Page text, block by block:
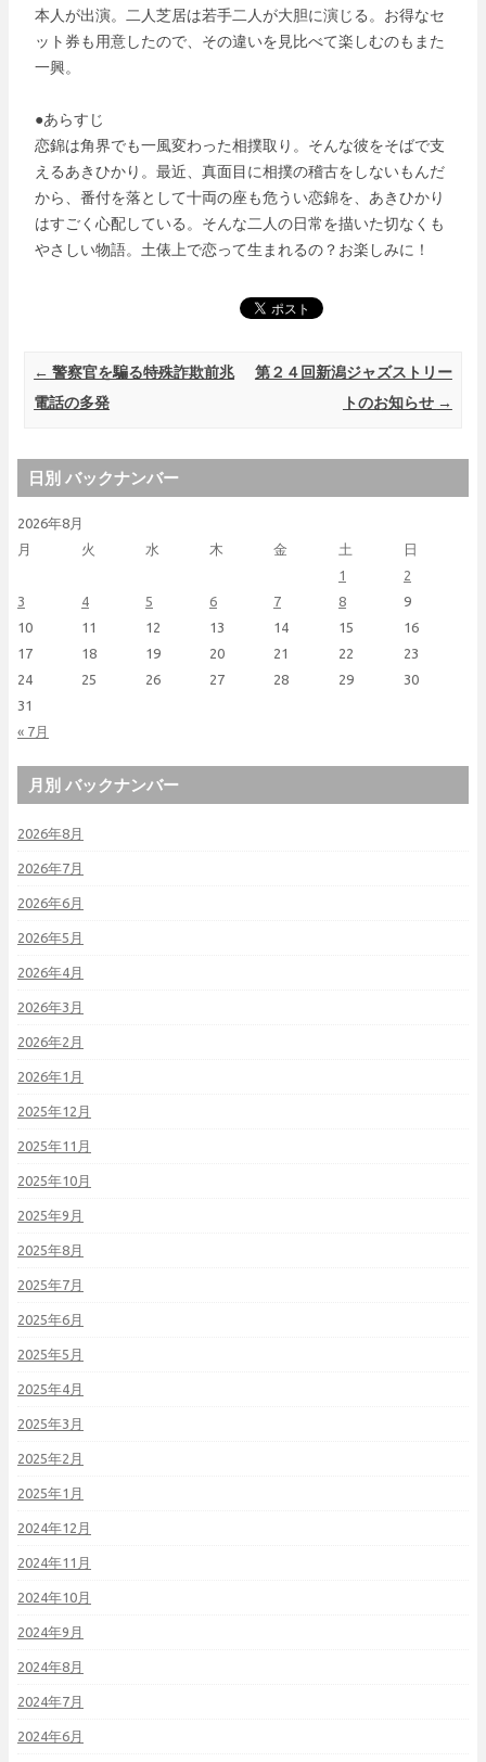
本人が出演。二人芝居は若手二人が大胆に演じる。お得なセ
ット券も用意したので、その違いを見比べて楽しむのもまた
一興。
●あらすじ
恋錦は角界でも一風変わった相撲取り。そんな彼をそばで支
えるあきひかり。最近、真面目に相撲の稽古をしないもんだ
から、番付を落として十両の座も危うい恋錦を、あきひかり
はすごく心配している。そんな二人の日常を描いた切なくも
やさしい物語。土俵上で恋って生まれるの？お楽しみに！
Post navigation
← 警察官を騙る特殊詐欺前兆
電話の多発
第２４回新潟ジャズストリー
トのお知らせ →
日別 バックナンバー
2026年8月
月
火 水 木 金 土 日
« 7月
1
2
3
4 5 6 7 8
9
10
11 12 13 14 15
16
17
18 19 20 21 22
23
24
25 26 27 28 29
30
31
月別 バックナンバー
2026年8月
2026年7月
2026年6月
2026年5月
2026年4月
2026年3月
2026年2月
2026年1月
2025年12月
2025年11月
2025年10月
2025年9月
2025年8月
2025年7月
2025年6月
2025年5月
2025年4月
2025年3月
2025年2月
2025年1月
2024年12月
2024年11月
2024年10月
2024年9月
2024年8月
2024年7月
2024年6月